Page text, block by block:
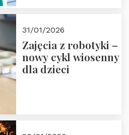
31/01/2026
Zajęcia z robotyki –
nowy cykl wiosenny
dla dzieci